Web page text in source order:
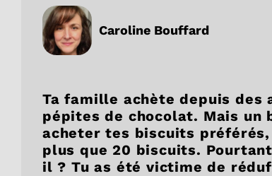
Caroline Bouffard
Ta famille achète depuis des
pépites de chocolat. Mais un
acheter tes biscuits
plus que 20 biscuits.
il ? Tu as été victime de